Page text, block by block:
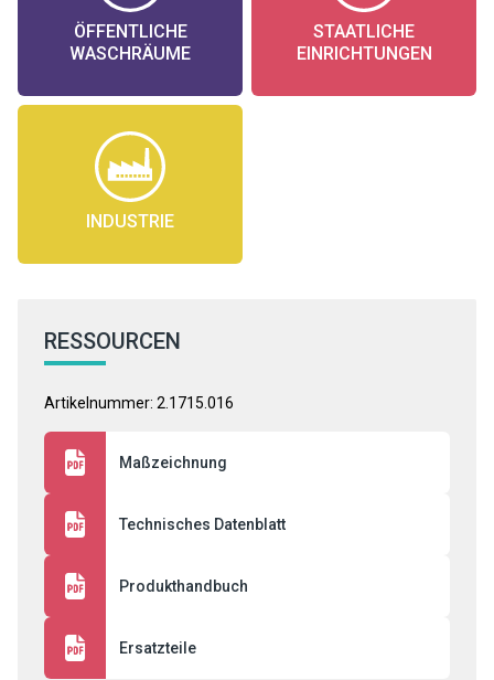
ÖFFENTLICHE
WASCHRÄUME
STAATLICHE
EINRICHTUNGEN
INDUSTRIE
RESSOURCEN
Artikelnummer: 2.1715.016
Maßzeichnung
Technisches Datenblatt
Produkthandbuch
Ersatzteile